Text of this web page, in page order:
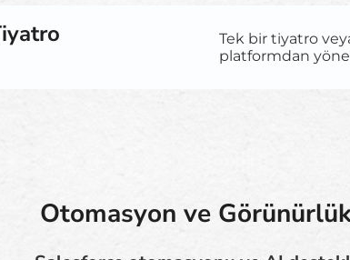
Tek bir tiyatro
platformdan
Otomasyon ve